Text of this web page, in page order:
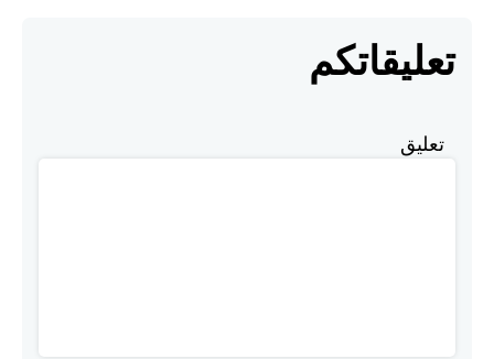
تعليقاتكم
تعليق